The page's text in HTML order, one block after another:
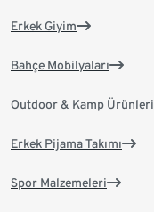
Erkek Giyim
Bahçe Mobilyaları
Outdoor & Kamp Ürünleri
Erkek Pijama Takımı
Spor Malzemeleri